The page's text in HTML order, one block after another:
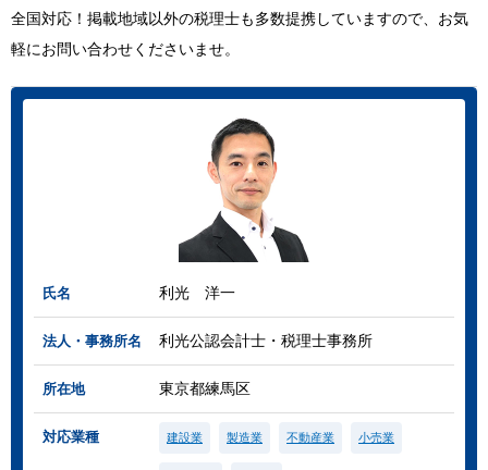
全国対応！掲載地域以外の税理士も多数提携していますので、お気
軽にお問い合わせくださいませ。
氏名 利光 洋一
法人・事務所名 利光公認会計士・税理士事務所
所在地 東京都練馬区
対応業種 建設業 製造業 不動産業 小売業